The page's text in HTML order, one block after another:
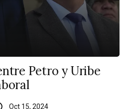
Petro y Uribe
Oct 15, 2024